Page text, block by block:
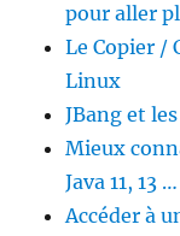
pour aller
Le Copier /
Linux
JBang et
Mieux
Java 11, 13 …
Accéder à